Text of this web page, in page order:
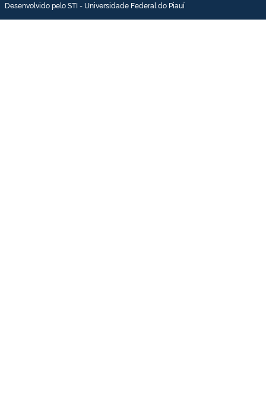
Desenvolvido pelo STI - Universidade Federal do Piauí